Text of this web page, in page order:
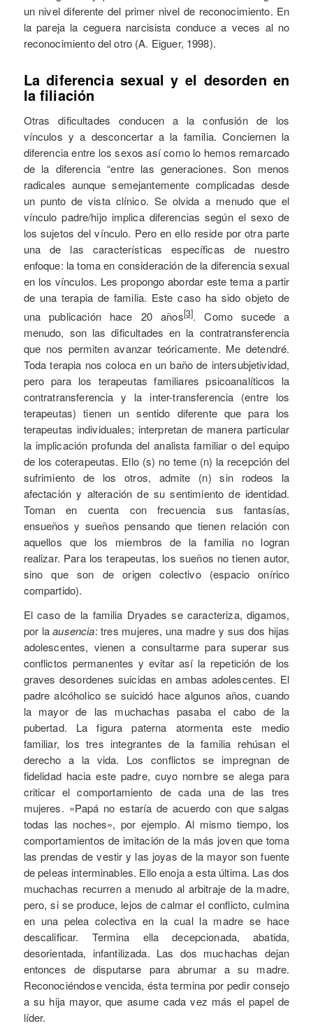
un nivel diferente del primer nivel de reconocimiento. En
la pareja la ceguera narcisista conduce a veces al no
reconocimiento del otro (A. Eiguer, 1998).
La diferencia sexual y el desorden en
la filiación
Otras dificultades conducen a la confusión de los
vínculos y a desconcertar a la familia. Conciernen la
diferencia entre los sexos así como lo hemos remarcado
de la diferencia “entre las generaciones. Son menos
radicales aunque semejantemente complicadas desde
un punto de vista clínico. Se olvida a menudo que el
vínculo padre/hijo implica diferencias según el sexo de
los sujetos del vínculo. Pero en ello reside por otra parte
una de las características específicas de nuestro
enfoque: la toma en consideración de la diferencia sexual
en los vínculos. Les propongo abordar este tema a partir
de una terapia de familia. Este caso ha sido objeto de
una publicación hace 20 años[3]. Como sucede a
menudo, son las dificultades en la contratransferencia
que nos permiten avanzar teóricamente. Me detendré.
Toda terapia nos coloca en un baño de intersubjetividad,
pero para los terapeutas familiares psicoanalíticos la
contratransferencia y la inter-transferencia (entre los
terapeutas) tienen un sentido diferente que para los
terapeutas individuales; interpretan de manera particular
la implicación profunda del analista familiar o del equipo
de los coterapeutas. Ello (s) no teme (n) la recepción del
sufrimiento de los otros, admite (n) sin rodeos la
afectación y alteración de su sentimiento de identidad.
Toman en cuenta con frecuencia sus fantasías,
ensueños y sueños pensando que tienen relación con
aquellos que los miembros de la familia no logran
realizar. Para los terapeutas, los sueños no tienen autor,
sino que son de origen colectivo (espacio onírico
compartido).
El caso de la familia Dryades se caracteriza, digamos,
por laausencia: tres mujeres, una madre y sus dos hijas
adolescentes, vienen a consultarme para superar sus
conflictos permanentes y evitar así la repetición de los
graves desordenes suicidas en ambas adolescentes. El
padre alcóholico se suicidó hace algunos años, cuando
la mayor de las muchachas pasaba el cabo de la
pubertad. La figura paterna atormenta este medio
familiar, los tres integrantes de la familia rehúsan el
derecho a la vida. Los conflictos se impregnan de
fidelidad hacia este padre, cuyo nombre se alega para
criticar el comportamiento de cada una de las tres
mujeres. «Papá no estaría de acuerdo con que salgas
todas las noches», por ejemplo. Al mismo tiempo, los
comportamientos de imitación de la más joven que toma
las prendas de vestir y las joyas de la mayor son fuente
de peleas interminables. Ello enoja a esta última. Las dos
muchachas recurren a menudo al arbitraje de la madre,
pero, si se produce, lejos de calmar el conflicto, culmina
en una pelea colectiva en la cual la madre se hace
descalificar. Termina ella decepcionada, abatida,
desorientada, infantilizada. Las dos muchachas dejan
entonces de disputarse para abrumar a su madre.
Reconociéndose vencida, ésta termina por pedir consejo
a su hija mayor, que asume cada vez más el papel de
líder.